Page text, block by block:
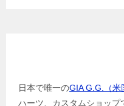
日本で唯一のGIA G.G.（米
ハーツ、カスタムショップ